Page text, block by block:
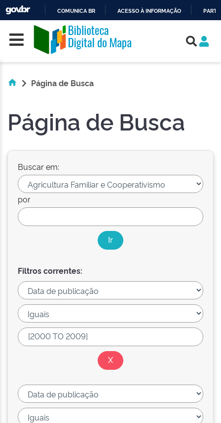
O
CONTEÚDO
COMUNICA BR ACESSO À INFORMAÇÃO
Skip navigation
Página de Busca
Página de Busca
Buscar em:
por
Filtros correntes: